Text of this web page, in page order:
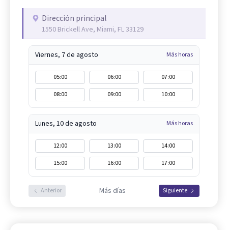
Dirección principal
1550 Brickell Ave, Miami, FL 33129
Viernes, 7 de agosto Más horas
05:00 06:00
07:00
08:00
09:00 10:00
Lunes, 10 de agosto Más horas
12:00 13:00
14:00
15:00
16:00 17:00
Anterior Más días Siguiente